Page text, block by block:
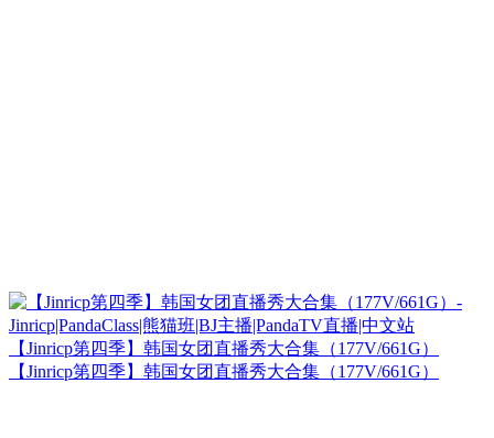
【Jinricp第四季】韩国女团直播秀大合集（177V/661G）
【Jinricp第四季】韩国女团直播秀大合集（177V/661G）